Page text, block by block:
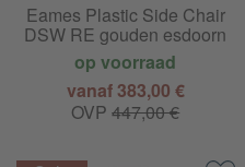
Eames Plastic Side Chair
DSW RE gouden esdoorn
op voorraad
vanaf 383,00 €
OVP447,00 €